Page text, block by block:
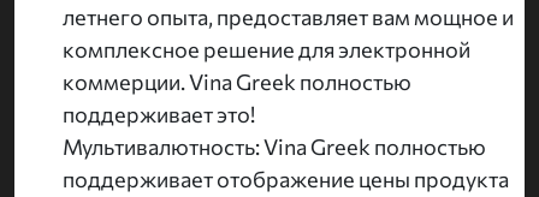
летнего опыта, предоставляет вам мощное и
комплексное решение для электронной
коммерции. Vina Greek полностью
поддерживает это!
Мультивалютность: Vina Greek полностью
поддерживает отображение цены продукта